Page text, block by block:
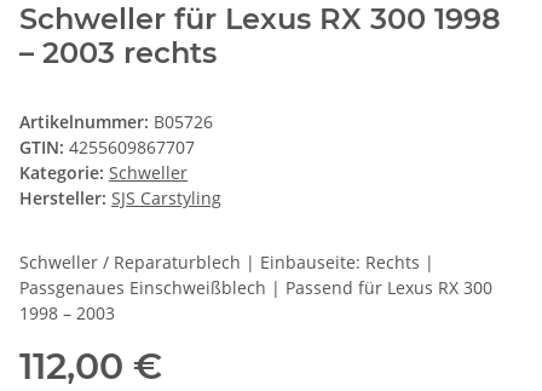
Schweller für Lexus RX 300 1998
– 2003 rechts
Artikelnummer: B05726
GTIN: 4255609867707
Kategorie: Schweller
Hersteller: SJS Carstyling
Schweller / Reparaturblech | Einbauseite: Rechts |
Passgenaues Einschweißblech | Passend für Lexus RX 300
1998 – 2003
112,00 €